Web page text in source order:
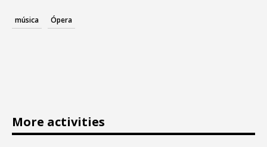
música Ópera
More activities